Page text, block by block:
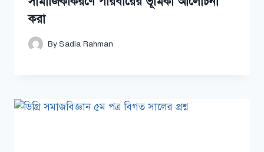
করা
BySadia Rahman